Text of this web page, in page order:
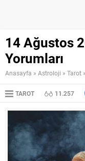
14 Ağustos
Yorumları
Anasayfa » Astroloji » Tarot »
TAROT 11.257